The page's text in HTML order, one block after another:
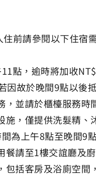
前請參閱以下住宿
點，逾時將加收
因故於晚間9點以後
，並請於櫃檯服務時
，僅提供洗髮精
為上午8點至晚間9
請至1樓交誼廳及
括客房及浴廁空